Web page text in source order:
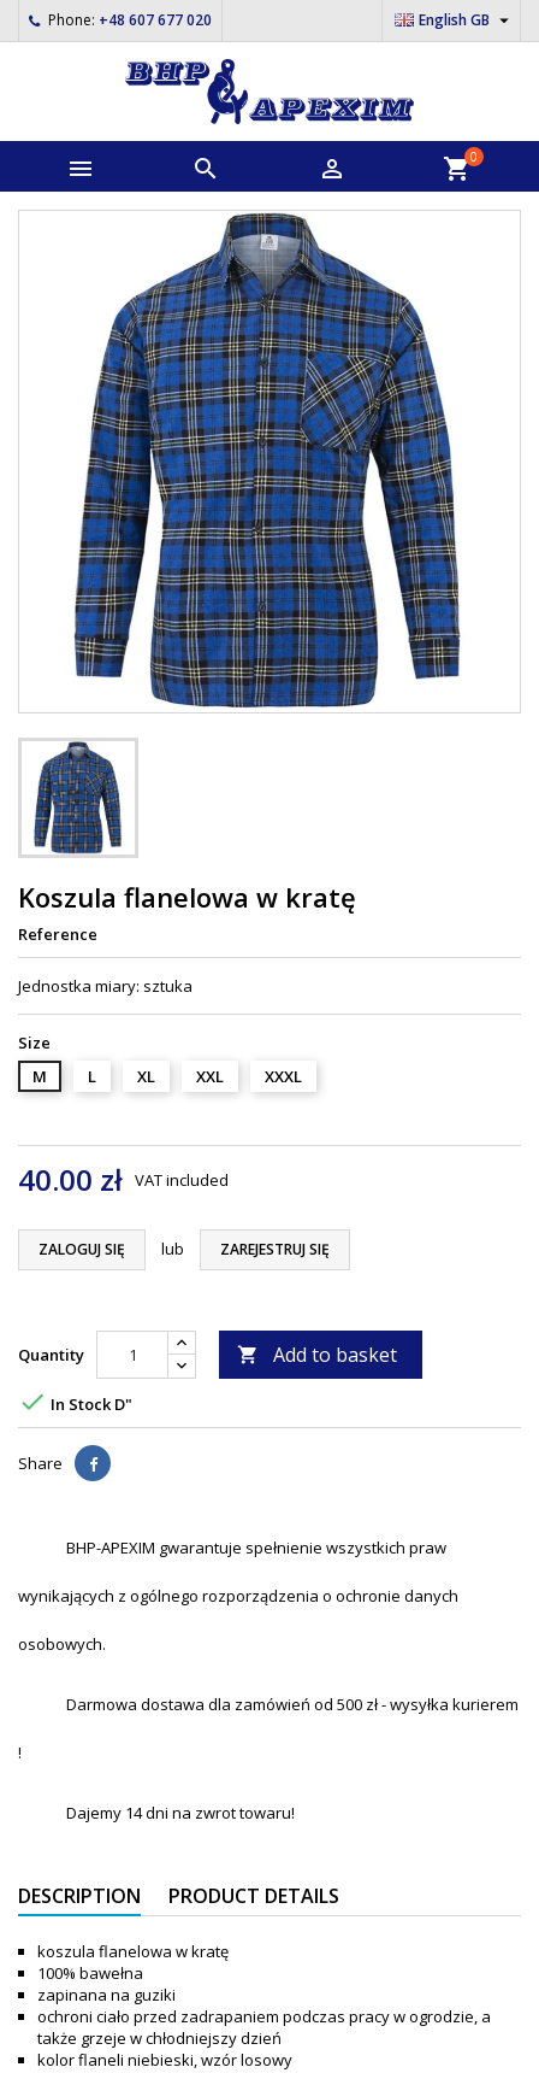
Phone: +48 607 677 020 English GB 
   shopping_cart0
Koszula flanelowa w kratę
Reference
Jednostka miary: sztuka
Size
M
L XL XXL XXXL
40.00 zł VAT included
ZALOGUJ SIĘ lub ZAREJESTRUJ SIĘ
Quantity  Add to basket
 In Stock D"
Share
BHP-APEXIM gwarantuje spełnienie wszystkich praw
wynikających z ogólnego rozporządzenia o ochronie danych
osobowych.
Darmowa dostawa dla zamówień od 500 zł - wysyłka kurierem
!
Dajemy 14 dni na zwrot towaru!
DESCRIPTION PRODUCT DETAILS
koszula flanelowa w kratę
100% bawełna
zapinana na guziki
ochroni ciało przed zadrapaniem podczas pracy w ogrodzie, a
także grzeje w chłodniejszy dzień
kolor flaneli niebieski, wzór losowy